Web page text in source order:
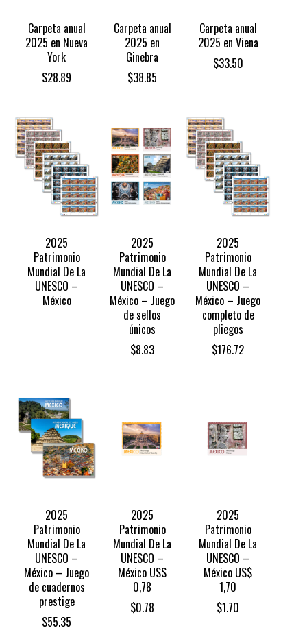
Carpeta anual
2025 en Nueva
York
$28.89
Carpeta anual
2025 en
Ginebra
$38.85
Carpeta anual
2025 en Viena
$33.50
2025
Patrimonio
Mundial De La
UNESCO –
México
2025
Patrimonio
Mundial De La
UNESCO –
México – Juego
de sellos
únicos
$8.83
2025
Patrimonio
Mundial De La
UNESCO –
México – Juego
completo de
pliegos
$176.72
2025
Patrimonio
Mundial De La
UNESCO –
México – Juego
de cuadernos
prestige
$55.35
2025
Patrimonio
Mundial De La
UNESCO –
México US$
0,78
$0.78
2025
Patrimonio
Mundial De La
UNESCO –
México US$
1,70
$1.70